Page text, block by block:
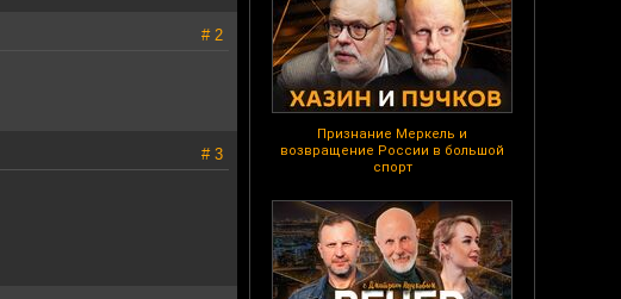
Признание Меркель и
возвращение России в большой
спорт
# 2
# 3